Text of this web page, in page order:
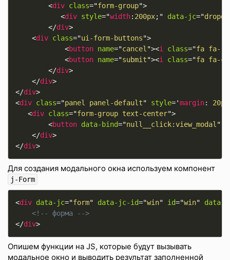
<div class="form-group">
<div style="width: 200px; " data-jc="
</div>
<div class="ui-form-buttons">
<button name="cancel"><i class="fa fa-
<button name="submit"><i class="fa fa-
</div>
</div>
</div>
<div class="panel panel-default" style='margin:
<div class="form-group text-center">
<button data-bind="null__click:view_modal"
</div>
</div>
Для создания модального окна используем компонент
j-Form
<div data-jc="form" data-jc-id="win" id="win"
data-
<!-- форма -->
</div>
Опишем функции на JS, которые будут вызывать
модальное окно и выводить результат заполненной